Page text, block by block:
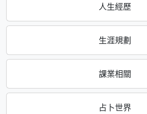
人生經歷
生涯規劃
課業相關
占卜世界